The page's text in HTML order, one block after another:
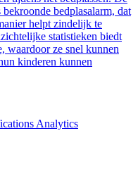
bedplasalarm, dat
helpt zindelijk te
statistieken biedt
waardoor ze snel kunnen
kinderen kunnen
Analytics